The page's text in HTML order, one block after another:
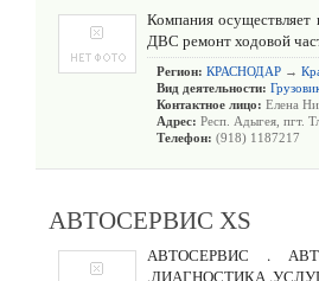
Компания осуществляет
ДВС ремонт ходовой
Регион: КРАСНОДАР →
Вид деятельности:
Контактное лицо: Елена
Адрес: Респ. Адыгея, пгт.
Телефон: (918) 1187217
АВТОСЕРВИС XS
АВТОСЕРВИС .
,ДИАГНОСТИКА